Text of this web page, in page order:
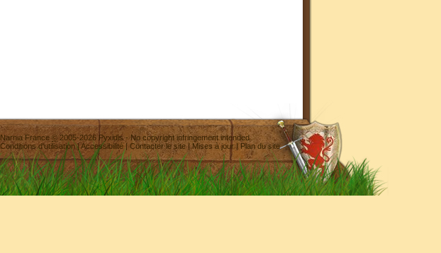
Narnia France ©2005-2026 Pyxidis- No copyright infringement intended
Conditions d'utilisation|Accessibilité| Contacter le site|Mises à jour| Plan du site